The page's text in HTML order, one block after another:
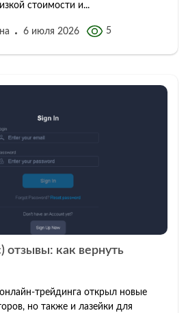
стоимости и...
6 июля 2026 5
отзывы: как вернуть
трейдинга открыл новые
но также и лазейки для